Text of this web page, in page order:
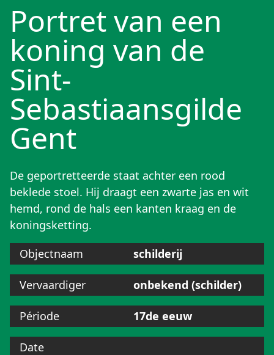
Portret van een
koning van de
Sint-
Sebastiaansgilde
Gent
De geportretteerde staat achter een rood
beklede stoel. Hij draagt een zwarte jas en wit
hemd, rond de hals een kanten kraag en de
koningsketting.
Objectnaam
schilderij
Vervaardiger onbekend (schilder)
Période 17de eeuw
Date